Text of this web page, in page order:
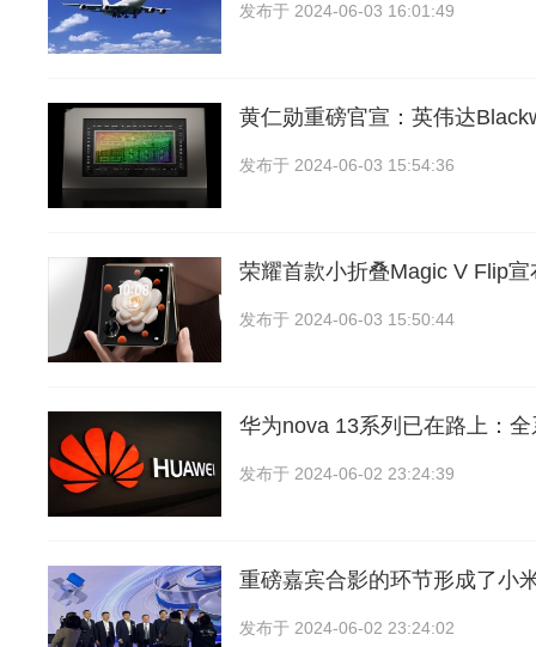
发布于 2024-06-03 16:01:49
黄仁勋重磅官宣：英伟达
发布于 2024-06-03 15:54:36
荣耀首款小折叠Magic V Flip
发布于 2024-06-03 15:50:44
华为nova 13系列已在路上：
发布于 2024-06-02 23:24:39
重磅嘉宾合影的环节形成了小
发布于 2024-06-02 23:24:02